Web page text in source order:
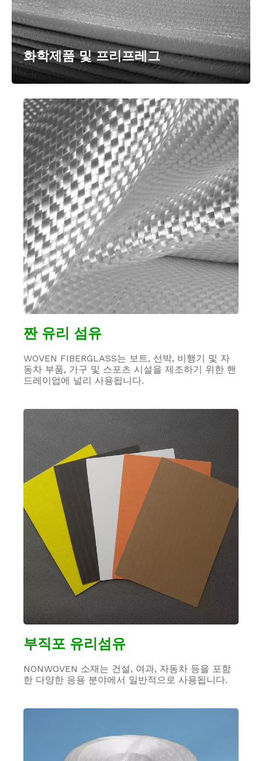
화학제품 및 프리프레그
짠 유리 섬유
WOVEN FIBERGLASS는 보트, 선박, 비행기 및 자
동차 부품, 가구 및 스포츠 시설을 제조하기 위한 핸
드레이업에 널리 사용됩니다.
부직포 유리섬유
NONWOVEN 소재는 건설, 여과, 자동차 등을 포함
한 다양한 응용 분야에서 일반적으로 사용됩니다.